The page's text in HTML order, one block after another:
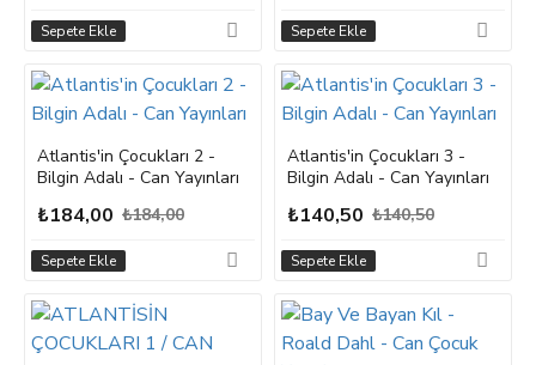
Sepete Ekle Sepete Ekle
Atlantis'in Çocukları 2 -
Bilgin Adalı - Can Yayınları
₺184,00 ₺184,00
Sepete Ekle
Atlantis'in Çocukları 3 -
Bilgin Adalı - Can Yayınları
₺140,50 ₺140,50
Sepete Ekle